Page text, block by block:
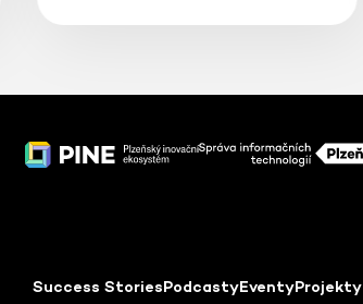
Success StoriesPodcastyEventyProjekty